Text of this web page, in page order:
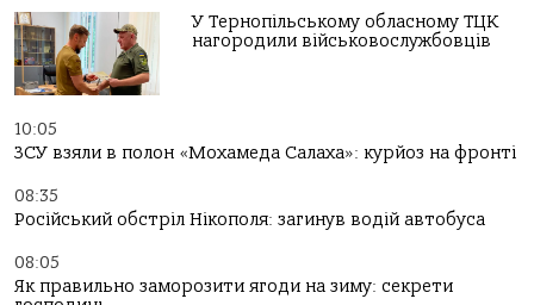
У Тернопільському обласному ТЦК
нагородили військовослужбовців
10:05
ЗСУ взяли в полон «Мохамеда Салаха»: курйоз на фронті
08:35
Російський обстріл Нікополя: загинув водій автобуса
08:05
Як правильно заморозити ягоди на зиму: секрети